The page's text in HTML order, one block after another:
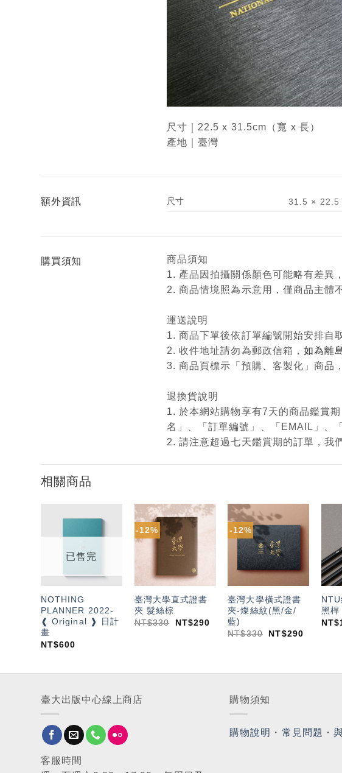
尺寸｜22.5 x 31.5cm（寬 x 長）
產地｜臺灣
額外資訊 尺寸 31.5 × 22.5
購買須知
商品須知
1. 產品因拍攝關係顏色可能略有差異
2. 商品情境照為示意用，僅商品主體
運送說明
1. 商品下單後依訂單編號開始安排自
2. 收件地址請勿為郵政信箱，如為離
3. 商品頁標示「預購、客製化」商品
退換貨說明
1. 於本網站購物享有7天的商品鑑賞
名」、「訂單編號」、「EMAIL」、
2. 請注意超過七天鑑賞期的訂單，我
相關商品
加入
已售完
NOTHING
PLANNER 2022-
❰ Original ❱ 日計
畫
NT$600
-12%
臺灣大學直式證書
夾 髮絲棕
NT$330 NT$290
-12%
「願
臺灣大學橫式證書
夾-燦絲紋(黑/金/
藍)
NT$330 NT$290
黑桿
NT$
臺大出版中心線上商店
客服時間
購物須知
購物說明 ・ 常見問題 ・